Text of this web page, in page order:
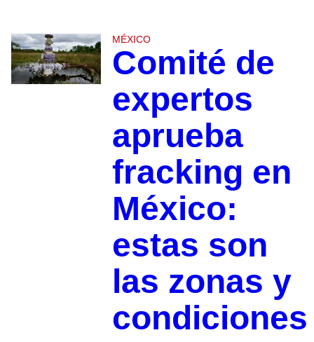
MÉXICO
Comité de
expertos
aprueba
fracking en
México:
estas son
las zonas y
condiciones